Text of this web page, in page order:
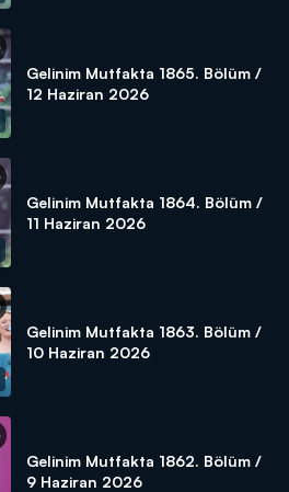
Gelinim Mutfakta 1865. Bölüm /
12 Haziran 2026
Gelinim Mutfakta 1864. Bölüm /
11 Haziran 2026
Gelinim Mutfakta 1863. Bölüm /
10 Haziran 2026
Gelinim Mutfakta 1862. Bölüm /
9 Haziran 2026